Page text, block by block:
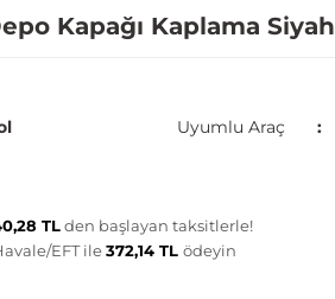
Kapağı Kaplama Siyah
Uyumlu Araç
TLden başlayan taksitlerle!
EFT ile372,14 TL ödeyin